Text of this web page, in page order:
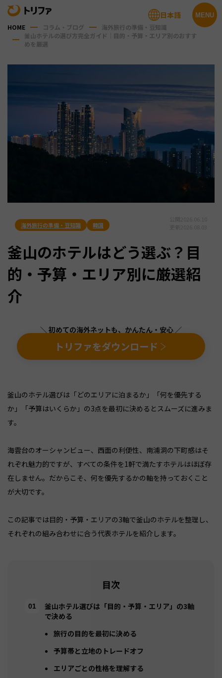
MENU
日本語
HOME コラム・ブログ
海外旅行の準備・豆知識
釜山ホテルの選び方完全ガイド｜目的・予算・エリア別のおすす
めを厳選
海外旅行の準備・豆知識 韓国
釜山のホテルはどう選ぶ？目
的・予算・エリア別に厳選紹
介
＼ 初めての海外ネットも、かんたん・安心 ／
トリファをダウンロード
釜山のホテル選びは「どのエリアに泊まるか」「何を優先する
か」「予算はいくらか」の3点を最初に決めるとスムーズに進みま
す。
海雲台のオーシャンビュー、西面の利便性、南浦洞の下町感はそ
れぞれ魅力的ですが、すべての条件を1軒で満たすホテルはほぼ存
在しません。だからこそ、何を優先するかの軸を持っておくこと
が大切です。
この記事では目的・予算・エリアの3軸で釜山のホテルを整理し、
それぞれの組み合わせに合う代表ホテルを紹介します。
目次
釜山ホテル選びは「目的・予算・エリア」の3軸
で決める
旅行の目的を最初に決める
予算帯と立地のトレードオフ
エリアごとの性格を理解する